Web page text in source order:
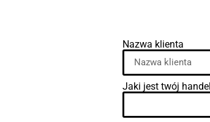
Nazwa klienta
Jaki jest twój